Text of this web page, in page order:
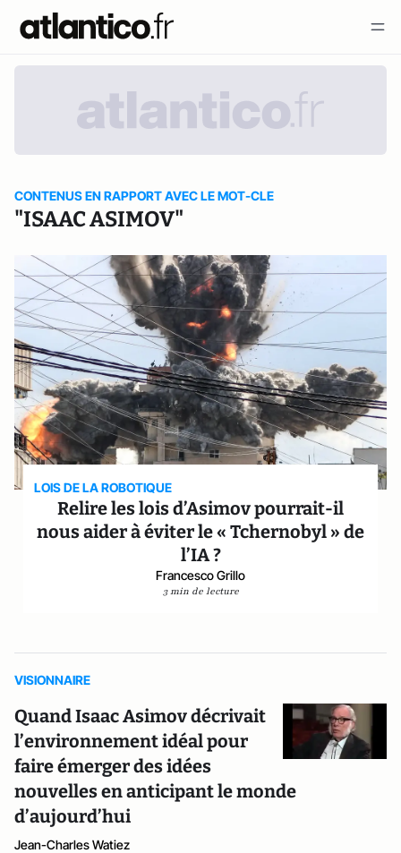
CONTENUS EN RAPPORT AVEC LE MOT-CLE
"ISAAC ASIMOV"
LOIS DE LA ROBOTIQUE
Relire les lois d’Asimov pourrait-il
nous aider à éviter le « Tchernobyl » de
l’IA ?
Francesco Grillo
3 min de lecture
VISIONNAIRE
Quand Isaac Asimov décrivait
l’environnement idéal pour
faire émerger des idées
nouvelles en anticipant le monde
d’aujourd’hui
Jean-Charles Watiez